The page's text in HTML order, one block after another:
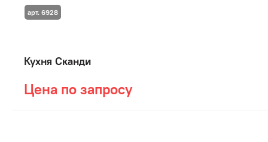
Кухня Сканди
Цена по запросу
арт. 6928